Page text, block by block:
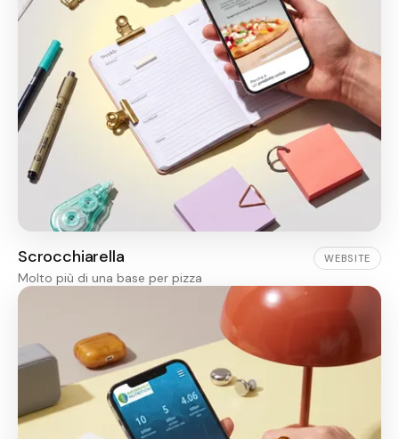
Scrocchiarella
Molto più di una base per pizza
WEBSITE